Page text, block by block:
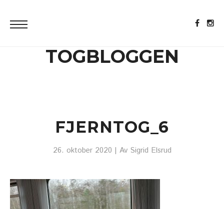
TOGBLOGGEN
FJERNTOG_6
26. oktober 2020 | Av Sigrid Elsrud